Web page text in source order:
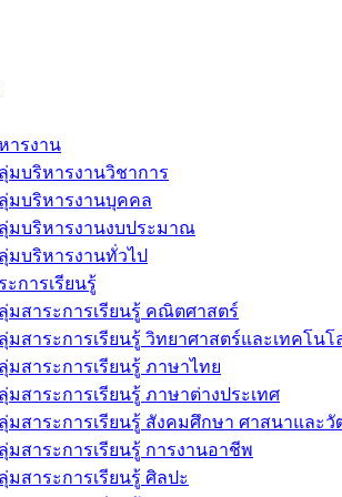
ารงาน
มบริหารงานวิชาการ
มบริหารงานบุคคล
มบริหารงานงบประมาณ
มบริหารงานทั่วไป
ะการเรียนรู้
มสาระการเรียนรู้ คณิตศาสตร์
มสาระการเรียนรู้ วิทยาศาสตร์และเทคโนโ
มสาระการเรียนรู้ ภาษาไทย
มสาระการเรียนรู้ ภาษาต่างประเทศ
มสาระการเรียนรู้ สังคมศึกษา ศาสนาและ
มสาระการเรียนรู้ การงานอาชีพ
มสาระการเรียนรู้ ศิลปะ